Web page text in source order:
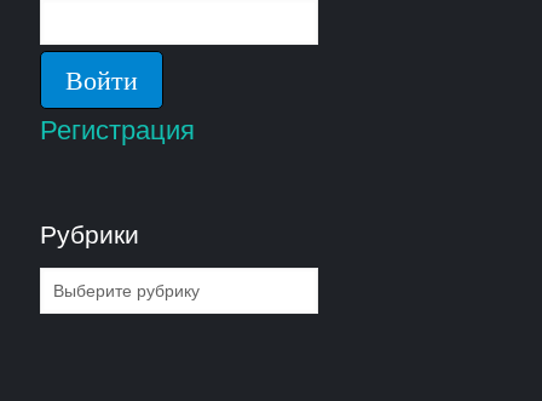
Регистрация
Рубрики
Рубрики